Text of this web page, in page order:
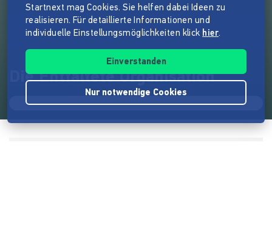
Die Entfaltete Organisation
Startnext mag Cookies. Sie helfen dabei Ideen zu
realisieren. Für detaillierte Informationen und
individuelle Einstellungsmöglichkeiten klick hier.
Einverstanden
Nur notwendige Cookies